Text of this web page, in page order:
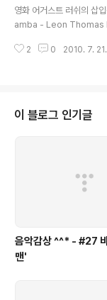
뛰고 있었지 커든을 드리
못하고서 헤어지면 아쉬
영화 어거스트 러쉬의 삽
amba - Leon Thomas
pa ti Y arriba y arriba
2 0 2010. 7. 21.
이 블로그 인기글
음악감상 ^^* - #27
맨'